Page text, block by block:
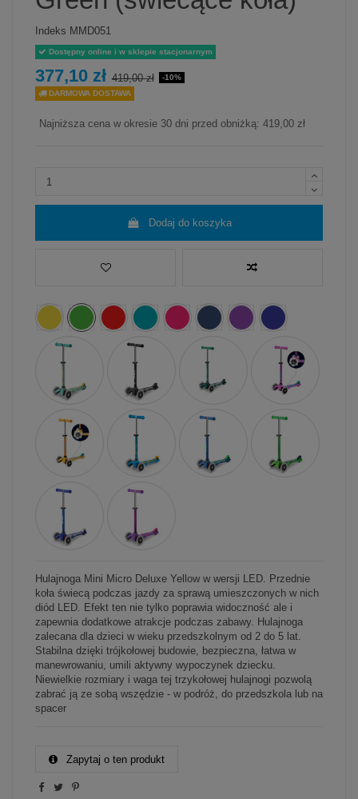
Indeks MMD051
Dostępny online i w sklepie stacjonarnym
377,10 zł 419,00 zł
-10%
DARMOWA DOSTAWA
Najniższa cena w okresie 30 dni przed obniżką: 419,00 zł
Dodaj do koszyka
Hulajnoga Mini Micro Deluxe Yellow w wersji LED. Przednie
koła świecą podczas jazdy za sprawą umieszczonych w nich
diód LED. Efekt ten nie tylko poprawia widoczność ale i
zapewnia dodatkowe atrakcje podczas zabawy. Hulajnoga
zalecana dla dzieci w wieku przedszkolnym od 2 do 5 lat.
Stabilna dzięki trójkołowej budowie, bezpieczna, łatwa w
manewrowaniu, umili aktywny wypoczynek dziecku.
Niewielkie rozmiary i waga tej trzykołowej hulajnogi pozwolą
zabrać ją ze sobą wszędzie - w podróż, do przedszkola lub na
spacer
Zapytaj o ten produkt